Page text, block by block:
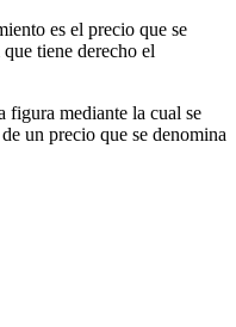
es el precio que se
tiene derecho el
figura mediante la cual se
un precio que se denomina